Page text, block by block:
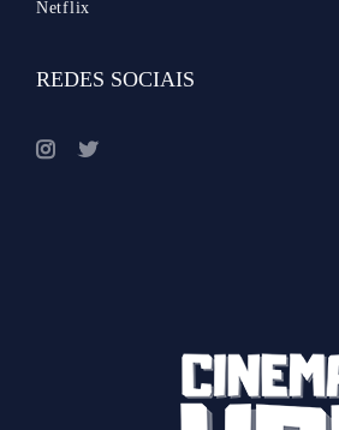
Netflix
REDES SOCIAIS